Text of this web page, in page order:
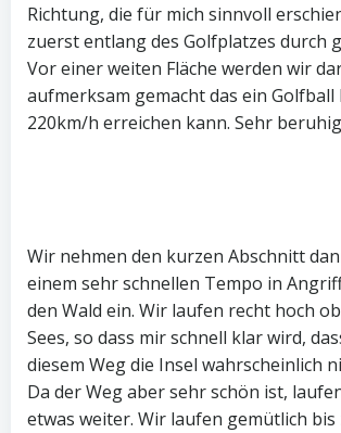
Richtung, die für mich sinnvoll
zuerst entlang des Golfplatzes durch
Vor einer weiten Fläche werden wir
aufmerksam gemacht das ein Golfball
220km/h erreichen kann. Sehr
Wir nehmen den kurzen Abschnitt
einem sehr schnellen Tempo in
den Wald ein. Wir laufen recht hoch
Sees, so dass mir schnell klar wird,
diesem Weg die Insel wahrscheinlich
Da der Weg aber sehr schön ist,
etwas weiter. Wir laufen gemütlich bis